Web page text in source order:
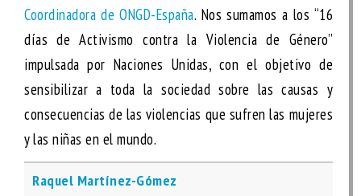
Coordinadora de ONGD-España. Nos sumamos a los “16
días de Activismo contra la Violencia de Género”
impulsada por Naciones Unidas, con el objetivo de
sensibilizar a toda la sociedad sobre las causas y
consecuencias de las violencias que sufren las mujeres
y las niñas en el mundo.
Raquel Martínez-Gómez